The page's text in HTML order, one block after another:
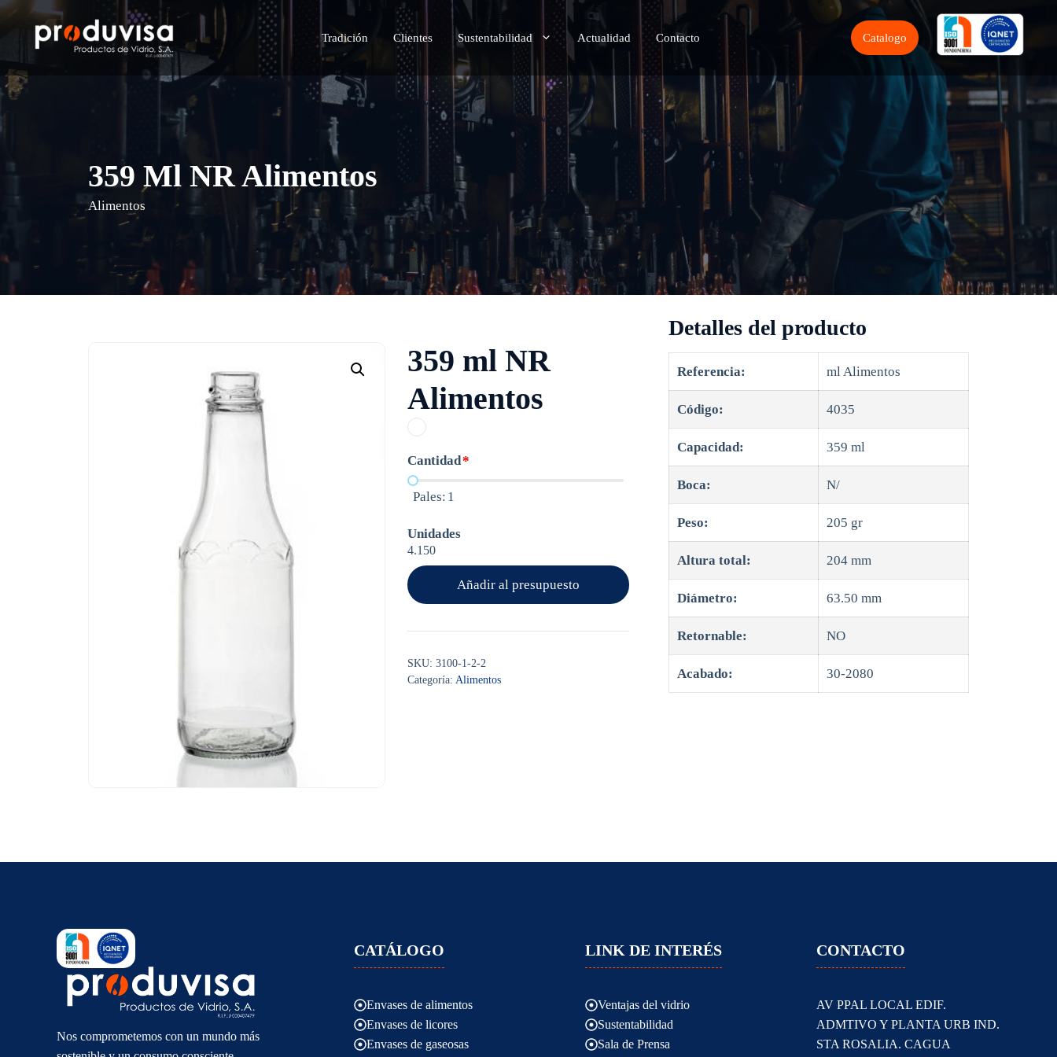
Saltar
contenido
Tradición Clientes Sustentabilidad Actualidad Contacto Catalogo
359 Ml NR Alimentos
Alimentos
359 ml NR
Alimentos
Cantidad*
Pales: 1
Unidades
4.150
Añadir al presupuesto
SKU: 3100-1-2-2
Categoría: Alimentos
Detalles del producto
Referencia: ml Alimentos
Código: 4035
Capacidad: 359 ml
Boca: N/
Peso: 205 gr
Altura total: 204 mm
Diámetro: 63.50 mm
Retornable: NO
Acabado: 30-2080
Nos comprometemos con un mundo más
CATÁLOGO
Envases de alimentos
Envases de licores
Envases de gaseosas
LINK DE INTERÉS
Ventajas del vidrio
Sustentabilidad
Sala de Prensa
CONTACTO
AV PPAL LOCAL EDIF.
ADMTIVO Y PLANTA URB IND.
STA ROSALIA. CAGUA